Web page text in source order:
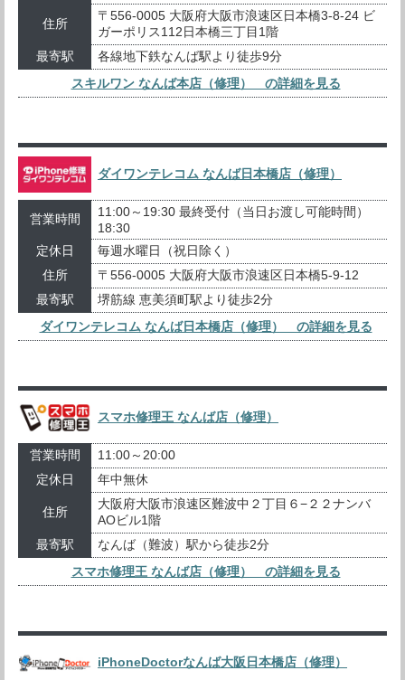
住所
〒556-0005 大阪府大阪市浪速区日本橋3-8-24 ビ
ガーポリス112日本橋三丁目1階
最寄駅
各線地下鉄なんば駅より徒歩9分
スキルワン なんば本店（修理） の詳細を見る
ダイワンテレコム なんば日本橋店（修理）
営業時間
11:00～19:30 最終受付（当日お渡し可能時間）
18:30
定休日
毎週水曜日（祝日除く）
住所
〒556-0005 大阪府大阪市浪速区日本橋5-9-12
最寄駅
堺筋線 恵美須町駅より徒歩2分
ダイワンテレコム なんば日本橋店（修理） の詳細を見る
スマホ修理王 なんば店（修理）
営業時間
11:00～20:00
定休日
年中無休
住所
大阪府大阪市浪速区難波中２丁目６−２２ナンバ
AOビル1階
最寄駅
なんば（難波）駅から徒歩2分
スマホ修理王 なんば店（修理） の詳細を見る
iPhoneDoctorなんば大阪日本橋店（修理）